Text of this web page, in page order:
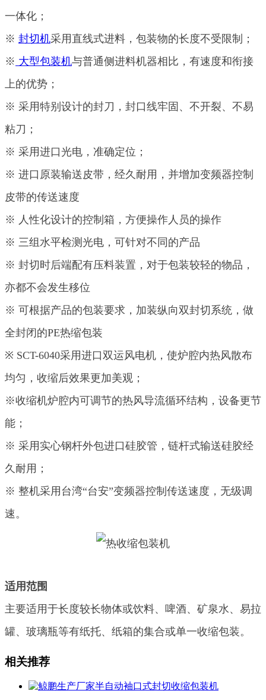
一体化；
※ 封切机采用直线式进料，包装物的长度不受限制；
※ 大型包装机与普通侧进料机器相比，有速度和衔接
上的优势；
※ 采用特别设计的封刀，封口线牢固、不开裂、不易
粘刀；
※ 采用进口光电，准确定位；
※ 进口原装输送皮带，经久耐用，并增加变频器控制
皮带的传送速度
※ 人性化设计的控制箱，方便操作人员的操作
※ 三组水平检测光电，可针对不同的产品
※ 封切时后端配有压料装置，对于包装较轻的物品，
亦都不会发生移位
※ 可根据产品的包装要求，加装纵向双封切系统，做
全封闭的PE热缩包装
※ SCT-6040采用进口双运风电机，使炉腔内热风散布
均匀，收缩后效果更加美观；
※收缩机炉腔内可调节的热风导流循环结构，设备更节
能；
※ 采用实心钢杆外包进口硅胶管，链杆式输送硅胶经
久耐用；
※ 整机采用台湾“台安”变频器控制传送速度，无级调
速。
适用范围
主要适用于长度较长物体或饮料、啤酒、矿泉水、易拉
罐、玻璃瓶等有纸托、纸箱的集合或单一收缩包装。
相关推荐